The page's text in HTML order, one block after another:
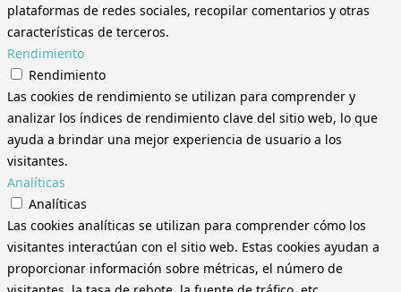
plataformas de redes sociales, recopilar comentarios y otras
características de terceros.
Rendimiento
Rendimiento
Las cookies de rendimiento se utilizan para comprender y
analizar los índices de rendimiento clave del sitio web, lo que
ayuda a brindar una mejor experiencia de usuario a los
visitantes.
Analíticas
Analíticas
Las cookies analíticas se utilizan para comprender cómo los
visitantes interactúan con el sitio web. Estas cookies ayudan a
proporcionar información sobre métricas, el número de